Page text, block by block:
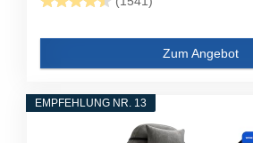
Zum Angebot
EMPFEHLUNG NR. 13